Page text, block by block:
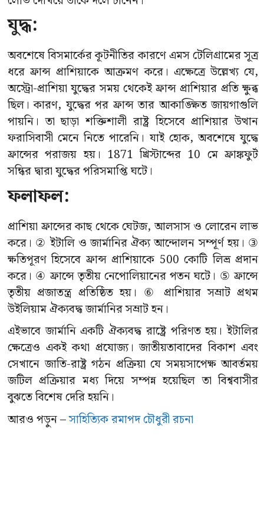
যুদ্ধ:
অবশেষে বিসমার্কের কূটনীতির কারণে এমস টেলিগ্রামের সূত্র
ধরে ফ্রান্স প্রাশিয়াকে আক্রমণ করে। এক্ষেত্রে উল্লেখ্য যে,
অস্ট্রো-প্রাশিয়া যুদ্ধের সময় থেকেই ফ্রান্স প্রাশিয়ার প্রতি ক্ষুব্ধ
ছিল। কারণ, যুদ্ধের পর ফ্রান্স তার আকাঙ্ক্ষিত জায়গাগুলি
পায়নি। তা ছাড়া শক্তিশালী রাষ্ট্র হিসেবে প্রাশিয়ার উত্থান
ফরাসিবাসী মেনে নিতে পারেনি। যাই হোক, অবশেষে যুদ্ধে
ফ্রান্সের পরাজয় হয়। 1871 খ্রিস্টাব্দের 10 মে ফ্রাঙ্কফুর্ট
সন্ধির দ্বারা যুদ্ধের পরিসমাপ্তি ঘটে।
ফলাফল:
প্রাশিয়া ফ্রান্সের কাছ থেকে ঘেটজ, আলসাস ও লোরেন লাভ
করে। ② ইটালি ও জার্মানির ঐক্য আন্দোলন সম্পূর্ণ হয়। ③
ক্ষতিপূরণ হিসেবে ফ্রান্স প্রাশিয়াকে 500 কোটি লিভ্র প্রদান
করে। ④ ফ্রান্সে তৃতীয় নেপোলিয়ানের পতন ঘটে। ⑤ ফ্রান্সে
তৃতীয় প্রজাতন্ত্র প্রতিষ্ঠিত হয়। ⑥ প্রাশিয়ার সম্রাট প্রথম
উইলিয়াম ঐক্যবদ্ধ জার্মানির সম্রাট হন।
এইভাবে জার্মানি একটি ঐক্যবদ্ধ রাষ্ট্রে পরিণত হয়। ইটালির
ক্ষেত্রেও একই কথা প্রযোজ্য। জাতীয়তাবাদের বিকাশ এবং
সেখানে জাতি-রাষ্ট্র গঠন প্রক্রিয়া যে সময়সাপেক্ষ আবর্তময়
জটিল প্রক্রিয়ার মধ্য দিয়ে সম্পন্ন হয়েছিল তা বিশ্ববাসীর
বুঝতে বিশেষ দেরি হয়নি।
আরও পড়ুন –সাহিত্যিক রমাপদ চৌধুরী রচনা